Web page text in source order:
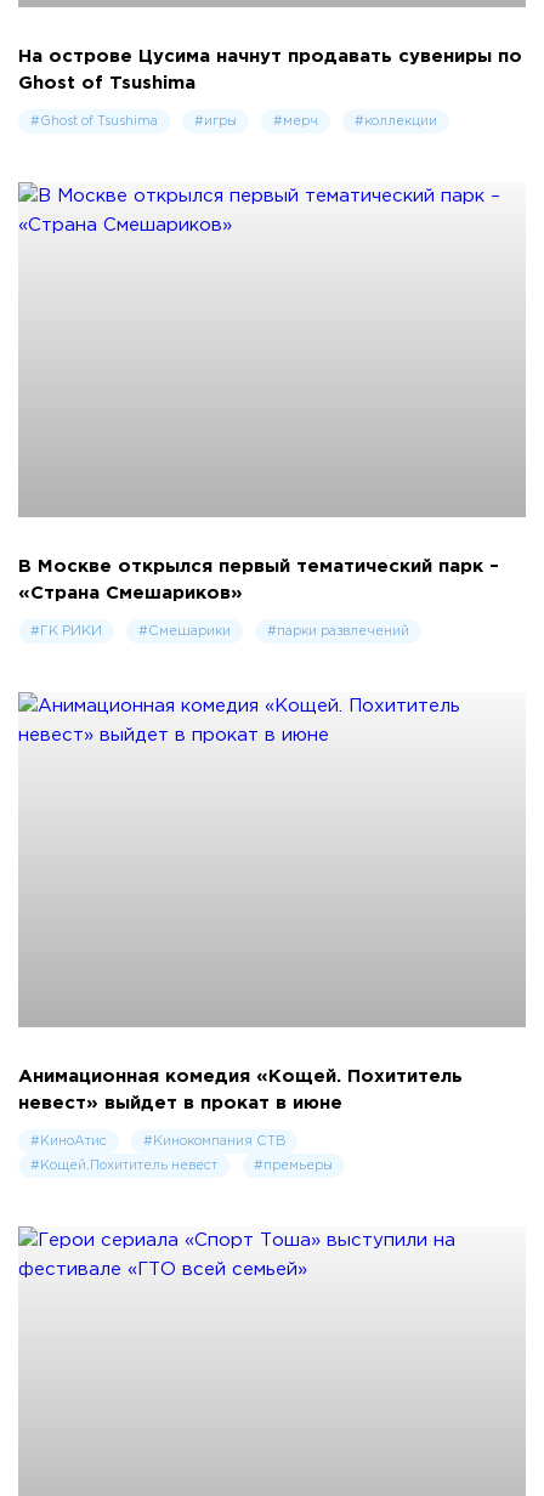
На острове Цусима начнут продавать сувениры по
Ghost of Tsushima
#Ghost of Tsushima #игры #мерч #коллекции
В Москве открылся первый тематический парк –
«Страна Смешариков»
#ГК РИКИ #Смешарики #парки развлечений
Анимационная комедия «Кощей. Похититель
невест» выйдет в прокат в июне
#КиноАтис
#Кинокомпания СТВ
#Ко­щей.По­хити­тель не­вест
#премьеры